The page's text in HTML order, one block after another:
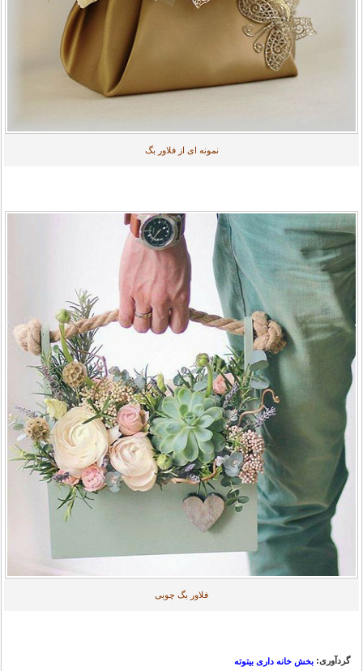
نمونه ای از فلاور بگ
فلاور بگ چوبی
گردآوری: بخش خانه داری بیتوته